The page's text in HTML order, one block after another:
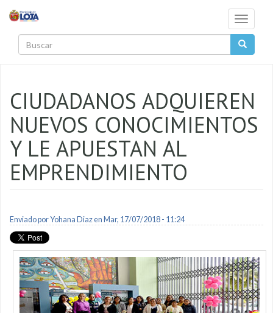
Toggle
CIUDADANOS ADQUIEREN
NUEVOS CONOCIMIENTOS
Y LE APUESTAN AL
EMPRENDIMIENTO
Enviado porYohana Diazen Mar, 17/07/2018 - 11:24